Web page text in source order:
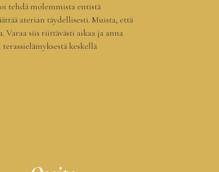
tehdä molemmista entistä
aterian täydellisesti. Muista, että
Varaa siis riittävästi aikaa ja anna
keskellä